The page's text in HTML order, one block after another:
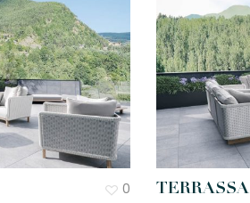
0 TERRASSA